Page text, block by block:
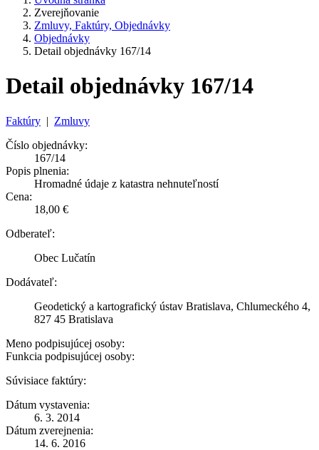
Zverejňovanie
Zmluvy, Faktúry, Objednávky
Objednávky
Detail objednávky 167/14
Detail objednávky 167/14
Faktúry | Zmluvy
Číslo objednávky:
167/14
Popis plnenia:
Hromadné údaje z katastra nehnuteľností
Cena:
18,00 €
Odberateľ:
Obec Lučatín
Dodávateľ:
Geodetický a kartografický ústav Bratislava, Chlumeckého 4,
827 45 Bratislava
Meno podpisujúcej osoby:
Funkcia podpisujúcej osoby:
Súvisiace faktúry:
Dátum vystavenia:
6. 3. 2014
Dátum zverejnenia:
14. 6. 2016